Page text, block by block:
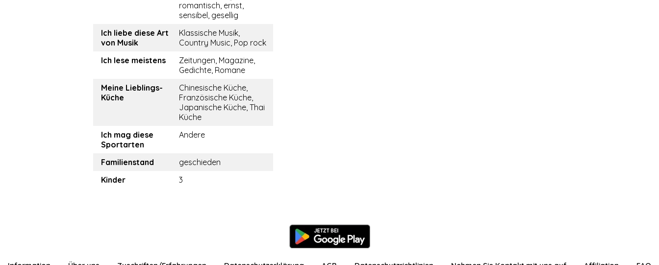
romantisch, ernst,
sensibel, gesellig
Ich liebe diese Art
von Musik
Klassische Musik,
Country Music, Pop rock
Ich lese meistens
Zeitungen, Magazine,
Gedichte, Romane
Meine Lieblings-
Küche
Chinesische Küche,
Französische Küche,
Japanische Küche, Thai
Küche
Ich mag diese
Sportarten
Andere
Familienstand
geschieden
Kinder
3